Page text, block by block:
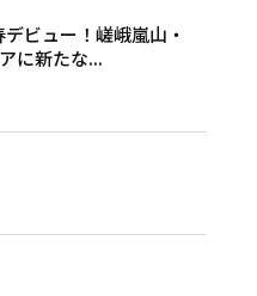
ビュー！嵯峨嵐山・
に新たな...